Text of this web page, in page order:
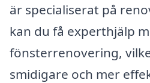
är specialiserat på
kan du få experthjälp
fönsterrenovering,
smidigare och mer